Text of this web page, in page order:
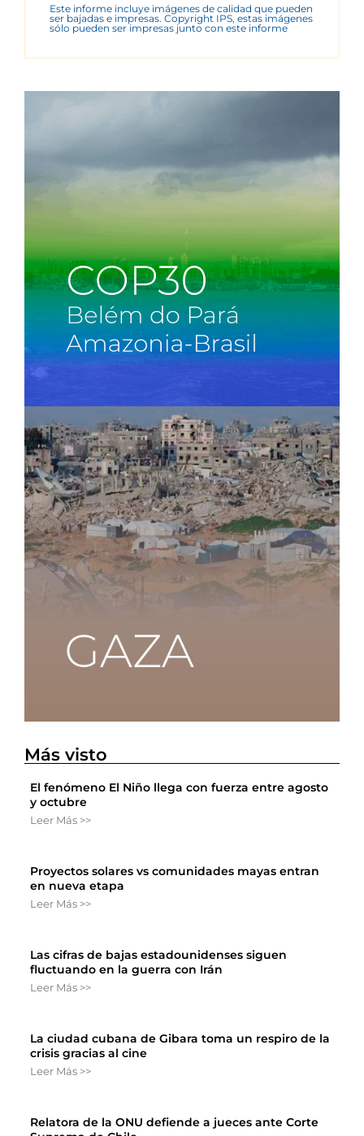
Este informe incluye imágenes de calidad que pueden
ser bajadas e impresas. Copyright IPS, estas imágenes
sólo pueden ser impresas junto con este informe
Más visto
El fenómeno El Niño llega con fuerza entre agosto
y octubre
Leer Más >>
Proyectos solares vs comunidades mayas entran
en nueva etapa
Leer Más >>
Las cifras de bajas estadounidenses siguen
fluctuando en la guerra con Irán
Leer Más >>
La ciudad cubana de Gibara toma un respiro de la
crisis gracias al cine
Leer Más >>
Relatora de la ONU defiende a jueces ante Corte